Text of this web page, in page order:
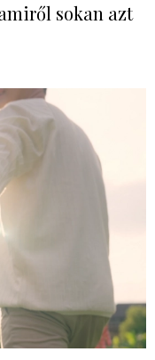
sokan azt